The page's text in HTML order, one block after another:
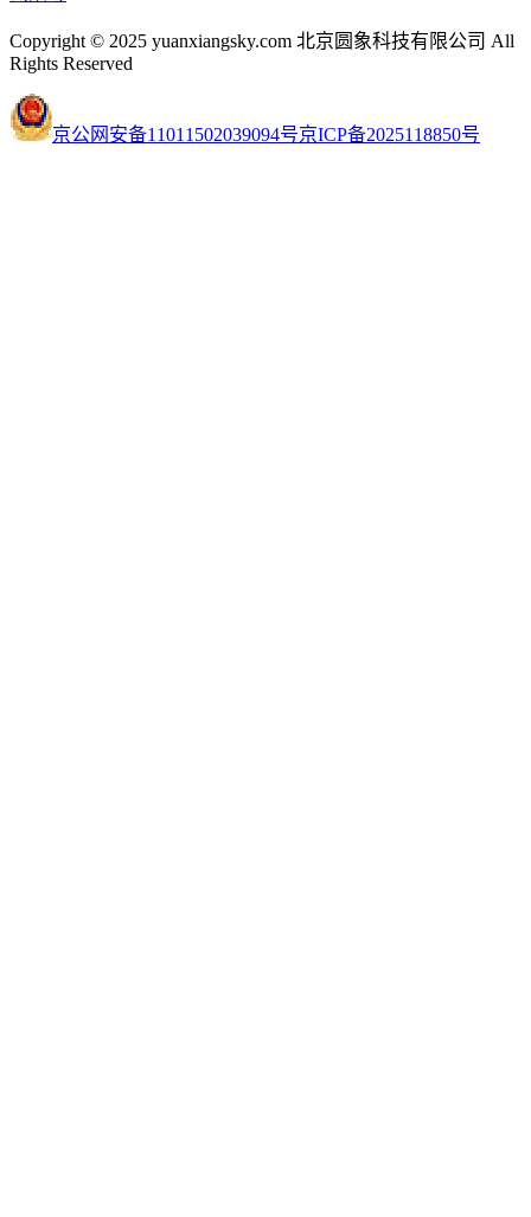
Copyright © 2025 yuanxiangsky.com 北京圆象科技有限公司 All
Rights Reserved
京公网安备11011502039094号京ICP备2025118850号